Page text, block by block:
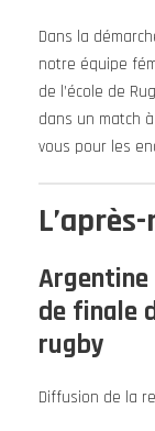
Dans la
notre équipe
de l’école de
dans un match
vous pour les
Argentine
de finale
rugby
Diffusion de la